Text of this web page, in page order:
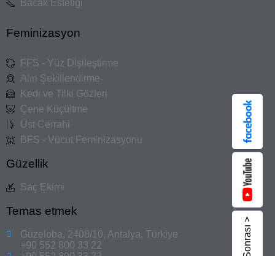
Bacak Estetiği
Feminizasyon
FFS - Yüz Dişileştirme
Alın Şekillendirme
Kedi ve Tilki Gözleri
Çene Küçültme
Üst Cerrahi
BFS - Vücut Feminizasyonu
Güzellik
Saç Ekimi
Temas etmek
Güzeloba, 2408/10, Antalya, Türkiye
+90 552 800 33 22